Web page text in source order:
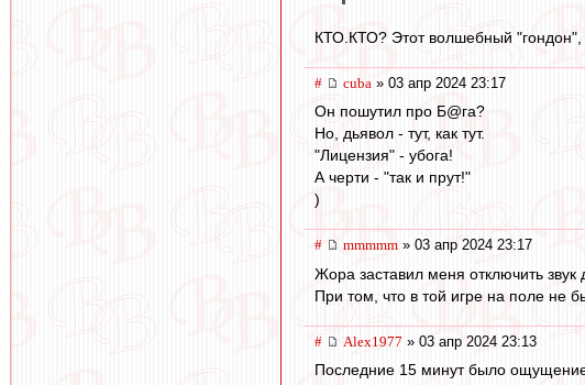
КТО.КТО? Этот волшебный "гондон",
# cuba » 03 апр 2024 23:17
Он пошутил про Б@га?
Но, дьявол - тут, как тут.
"Лицензия" - убога!
А черти - "так и прут!"
)
# mmmmm » 03 апр 2024 23:17
Жора заставил меня отключить
При том, что в той игре на поле не
# Alex1977 » 03 апр 2024 23:13
Последние 15 минут было ощущение,